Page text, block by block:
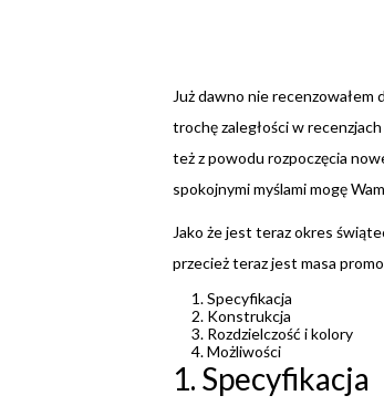
Już dawno nie recenzowałem
trochę zaległości w
też z powodu rozpoczęcia
spokojnymi myślami mogę
Jako że jest teraz okres
przecież teraz jest masa
Specyfikacja
Konstrukcja
Rozdzielczość i kolory
Możliwości
1. Specyfikacja